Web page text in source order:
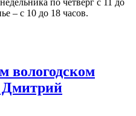
– с 10 до 18 часов.
вологодском
Дмитрий